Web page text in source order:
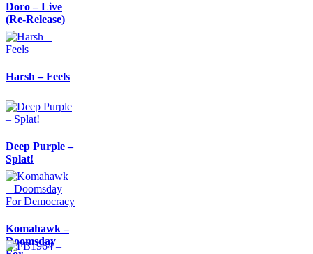
Doro – Live
(Re-Release)
Harsh – Feels
Deep Purple –
Splat!
Komahawk –
Doomsday